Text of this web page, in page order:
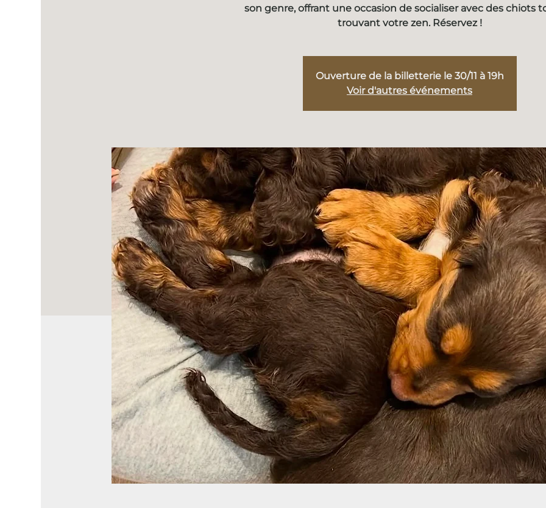
son genre, offrant une occasion de socialiser avec des chiots
trouvant votre zen. Réservez !
Ouverture de la billetterie le 30/11 à 19h
Voir d'autres événements